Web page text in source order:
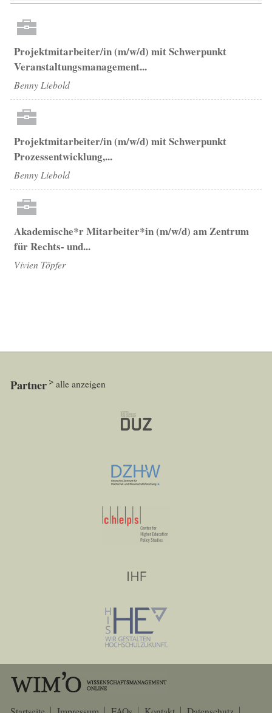
Projektmitarbeiter/in (m/w/d) mit Schwerpunkt
Veranstaltungsmanagement...
Benny Liebold
Projektmitarbeiter/in (m/w/d) mit Schwerpunkt
Prozessentwicklung,...
Benny Liebold
Akademische*r Mitarbeiter*in (m/w/d) am Zentrum
für Rechts- und...
Vivien Töpfer
Partner alle anzeigen